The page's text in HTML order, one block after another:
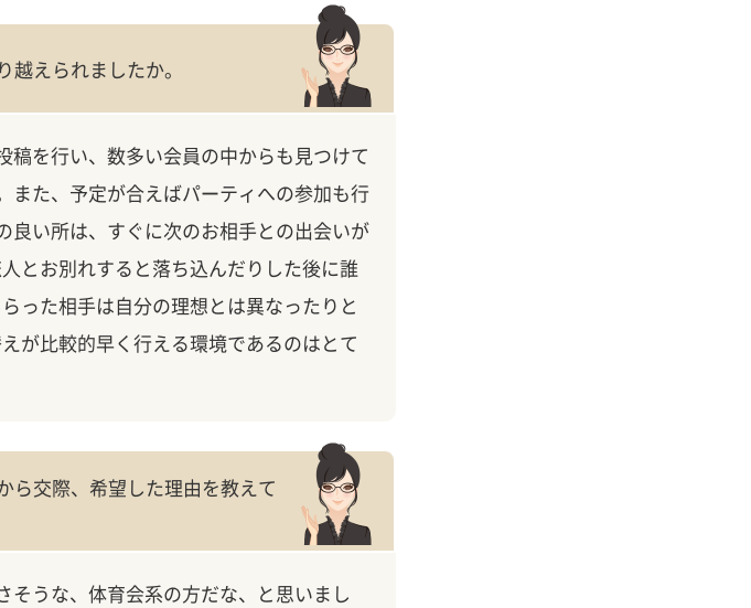
えられましたか。
稿を行い、数多い会員の中からも見つけて
また、予定が合えばパーティへの参加も行
良い所は、すぐに次のお相手との出会いが
とお別れすると落ち込んだりした後に誰
った相手は自分の理想とは異なったりと
が比較的早く行える環境であるのはとて
ら交際、希望した理由を教えて
そうな、体育会系の方だな、と思いまし